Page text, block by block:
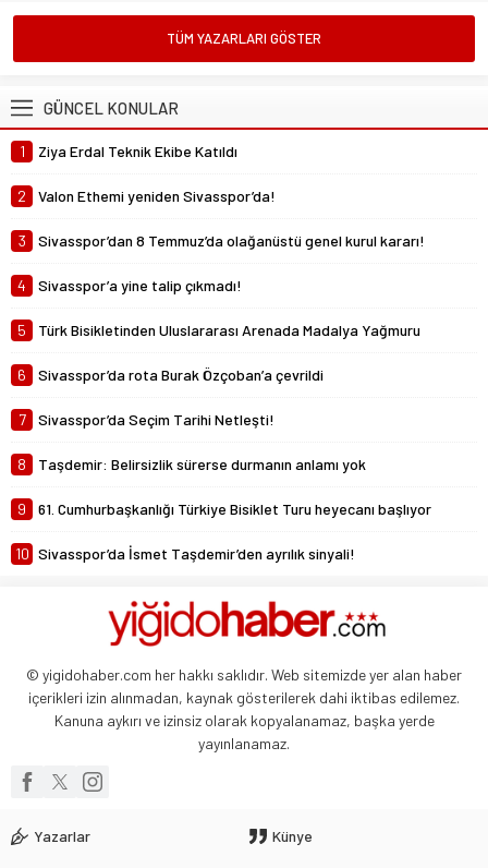
Mustafa Ateş
Böyle ayrılık olmaz
TÜM YAZARLARI GÖSTER
GÜNCEL KONULAR
1 Ziya Erdal Teknik Ekibe Katıldı
2 Valon Ethemi yeniden Sivasspor’da!
3 Sivasspor’dan 8 Temmuz’da olağanüstü genel kurul kararı!
4 Sivasspor’a yine talip çıkmadı!
5 Türk Bisikletinden Uluslararası Arenada Madalya Yağmuru
6 Sivasspor’da rota Burak Özçoban’a çevrildi
7 Sivasspor’da Seçim Tarihi Netleşti!
8 Taşdemir: Belirsizlik sürerse durmanın anlamı yok
9 61. Cumhurbaşkanlığı Türkiye Bisiklet Turu heyecanı başlıyor
10 Sivasspor’da İsmet Taşdemir’den ayrılık sinyali!
© yigidohaber.com her hakkı saklıdır. Web sitemizde yer alan haber
içerikleri izin alınmadan, kaynak gösterilerek dahi iktibas edilemez.
Kanuna aykırı ve izinsiz olarak kopyalanamaz, başka yerde
yayınlanamaz.
Yazarlar Künye